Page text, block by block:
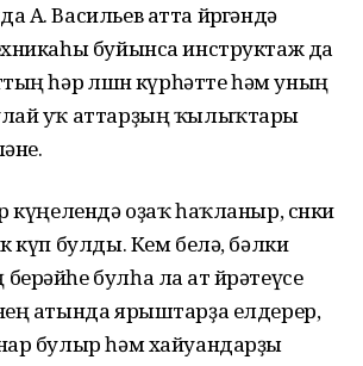
Васильев атта йөрөгәндә
буйынса инструктаж да
һәр өлөшөн күрһәтте һәм уның
уҡ аттарҙың ҡылыҡтары
күңелендә оҙаҡ һаҡланыр, сөнки
күп булды. Кем белә, бәлки
булһа ла ат өйрәтеүсе
атында ярыштарҙа елдерер,
булыр һәм хайуандарҙы